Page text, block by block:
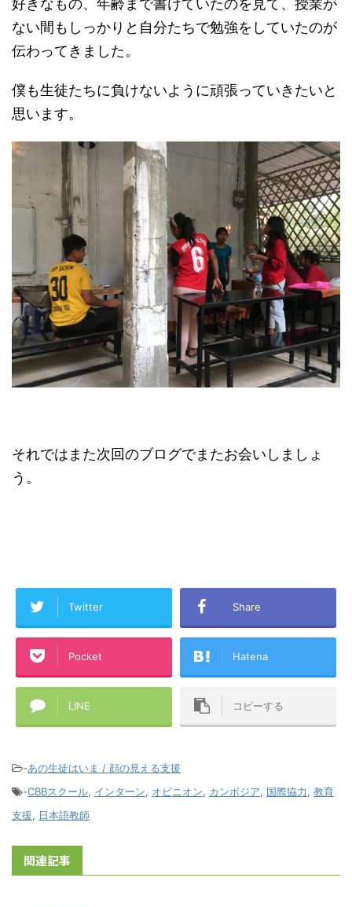
ない間もしっかりと自分たちで勉強をしていたのが
伝わってきました。
僕も生徒たちに負けないように頑張っていきたいと
思います。
それではまた次回のブログでまたお会いしましょ
う。
Twitter Share
Pocket Hatena
LINE コピーする
-あの生徒はいま / 顔の見える支援
-CBBスクール, インターン, オピニオン, カンボジア, 国際協力, 教育
支援, 日本語教師
関連記事